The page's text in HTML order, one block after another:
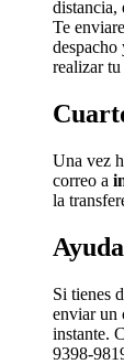
distancia,
Te
despacho
realizar
Una vez
correo a
la
Ayuda
Si tienes
enviar un
instante.
9398-